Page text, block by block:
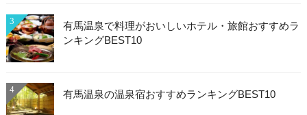
3
有馬温泉で料理がおいしいホテル・旅館おすすめラ
ンキングBEST10
4 有馬温泉の温泉宿おすすめランキングBEST10